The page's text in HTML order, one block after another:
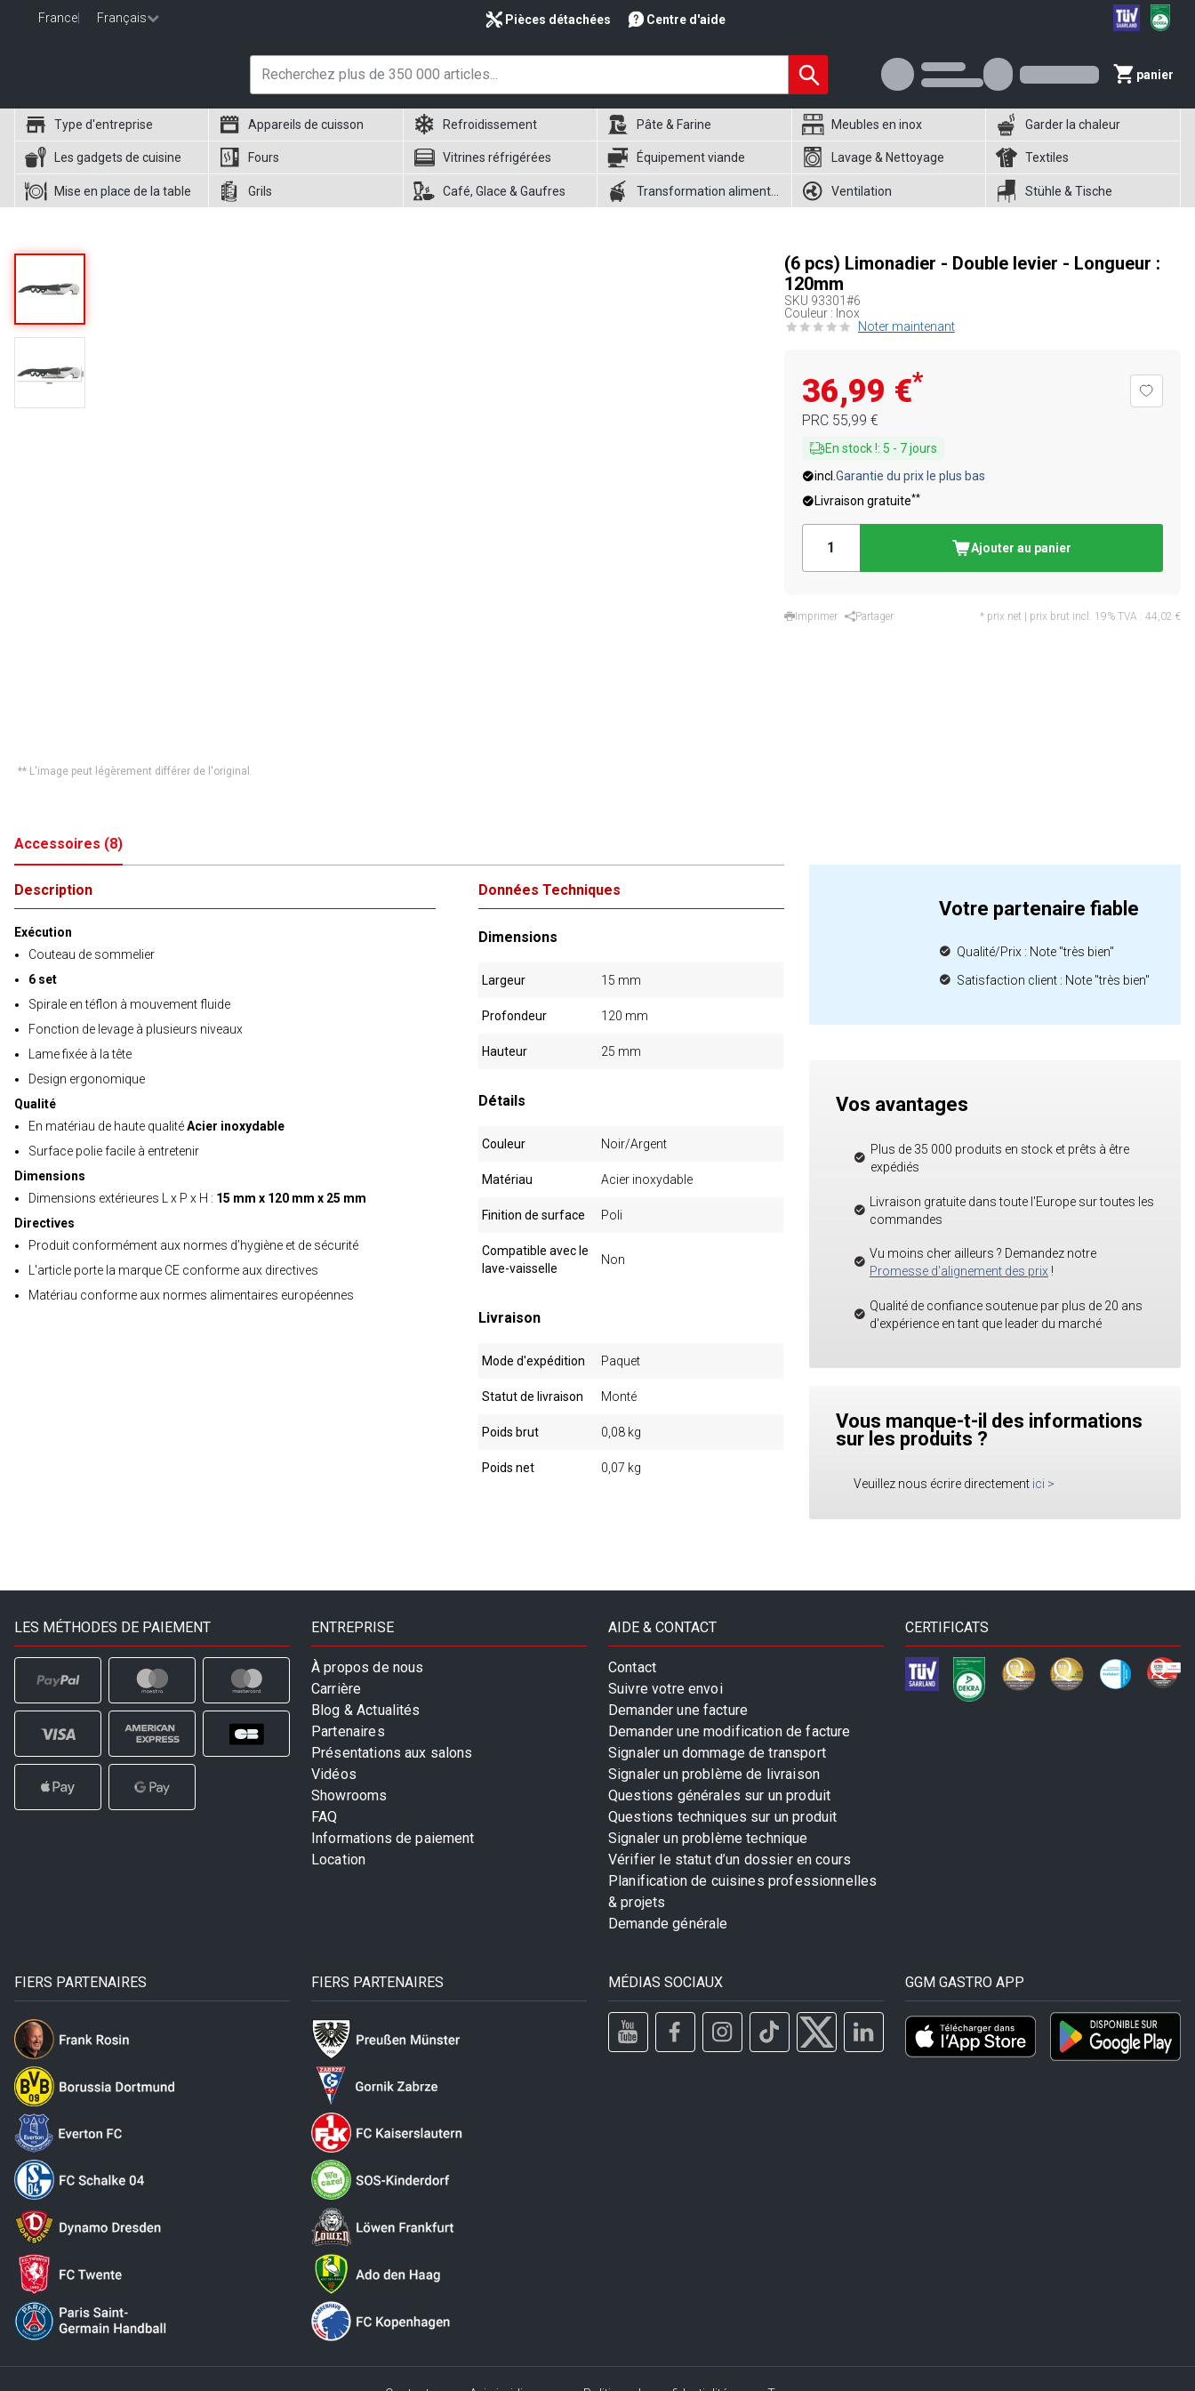
France Français Pièces détachées Centre d'aide
panier
Type d'entreprise Appareils de cuisson Refroidissement Pâte & Farine Meubles en inox Garder la chaleur
Les gadgets de cuisine Fours Vitrines réfrigérées Équipement viande Lavage & Nettoyage Textiles
Mise en place de la table Grils Café, Glace & Gaufres Ventilation Stühle & Tische
** L'image peut légèrement différer de l'original.
(6 pcs) Limonadier - Double levier - Longueur :
120mm
SKU 93301#6
Couleur : Inox
Noter maintenant
36,99 €*
PRC 55,99 €
En stock !: 5 - 7jours
incl. Garantie du prix le plus bas
Livraison gratuite**
Ajouter au panier
Imprimer Partager * prix net | prix brut incl. 19% TVA : 44,02 €
Accessoires (8)
Description
Exécution
Couteau de sommelier
6 set
Spirale en téflon à mouvement fluide
Fonction de levage à plusieurs niveaux
Lame fixée à la tête
Design ergonomique
Qualité
En matériau de haute qualitéAcier inoxydable
Surface polie facile à entretenir
Dimensions
Dimensions extérieures L x P x H : 15 mm x 120 mm x 25 mm
Directives
Produit conformément aux normes d’hygiène et de sécurité
L'article porte la marque CE conforme aux directives
Matériau conforme aux normes alimentaires européennes
Données Techniques
Dimensions
Largeur 15 mm
Profondeur 120 mm
Hauteur 25 mm
Détails
Couleur Noir/Argent
Matériau Acier inoxydable
Finition de surface Poli
Compatible avec le
lave-vaisselle
Non
Livraison
Mode d'expédition Paquet
Statut de livraison Monté
Poids brut 0,08 kg
Poids net 0,07 kg
Votre partenaire fiable
Qualité/Prix : Note "très bien"
Satisfaction client : Note "très bien"
Vos avantages
Plus de 35 000 produits en stock et prêts à être
expédiés
Livraison gratuite dans toute l'Europe sur toutes les
commandes
Vu moins cher ailleurs ? Demandez notre
Promesse d'alignement des prix!
Qualité de confiance soutenue par plus de 20 ans
d'expérience en tant que leader du marché
Vous manque-t-il des informations
sur les produits ?
Veuillez nous écrire directement ici >
LES MÉTHODES DE PAIEMENT ENTREPRISE
À propos de nous
Carrière
Blog & Actualités
Partenaires
Présentations aux salons
Vidéos
Showrooms
FAQ
Informations de paiement
Location
AIDE & CONTACT
Contact
Suivre votre envoi
Demander une facture
Demander une modification de facture
Signaler un dommage de transport
Signaler un problème de livraison
Questions générales sur un produit
Questions techniques sur un produit
Signaler un problème technique
Vérifier le statut d’un dossier en cours
Planification de cuisines professionnelles
& projets
Demande générale
CERTIFICATS
FIERS PARTENAIRES FIERS PARTENAIRES MÉDIAS SOCIAUX GGM GASTRO APP